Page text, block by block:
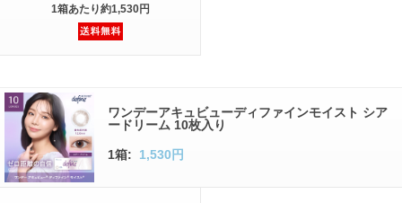
1箱あたり約1,530円
ワンデーアキュビューディファインモイスト シア
ードリーム 10枚入り
1箱: 1,530円